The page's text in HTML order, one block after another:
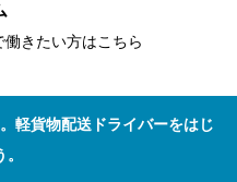
きたい方はこちら
軽貨物配送ドライバーをはじ